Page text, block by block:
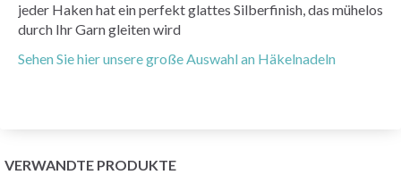
jeder Haken hat ein perfekt glattes Silberfinish, das mühelos
durch Ihr Garn gleiten wird
Sehen Sie hier unsere große Auswahl an Häkelnadeln
VERWANDTE PRODUKTE